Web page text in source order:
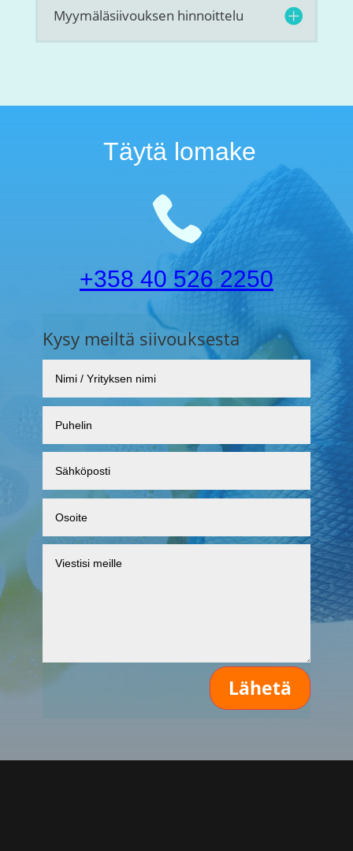
Myymäläsiivouksen hinnoittelu
Täytä lomake

+358 40 526 2250
Kysy meiltä siivouksesta
Lähetä